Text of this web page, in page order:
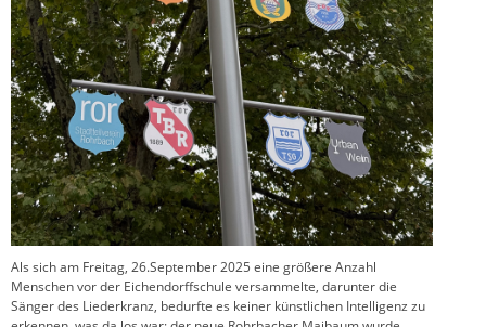
Als sich am Freitag, 26.September 2025 eine größere Anzahl
Menschen vor der Eichendorffschule versammelte, darunter die
Sänger des Liederkranz, bedurfte es keiner künstlichen Intelligenz zu